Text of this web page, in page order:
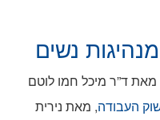
נשים
מאת ד”ר מיכל חמו לוטם
העבודה, מאת נירית